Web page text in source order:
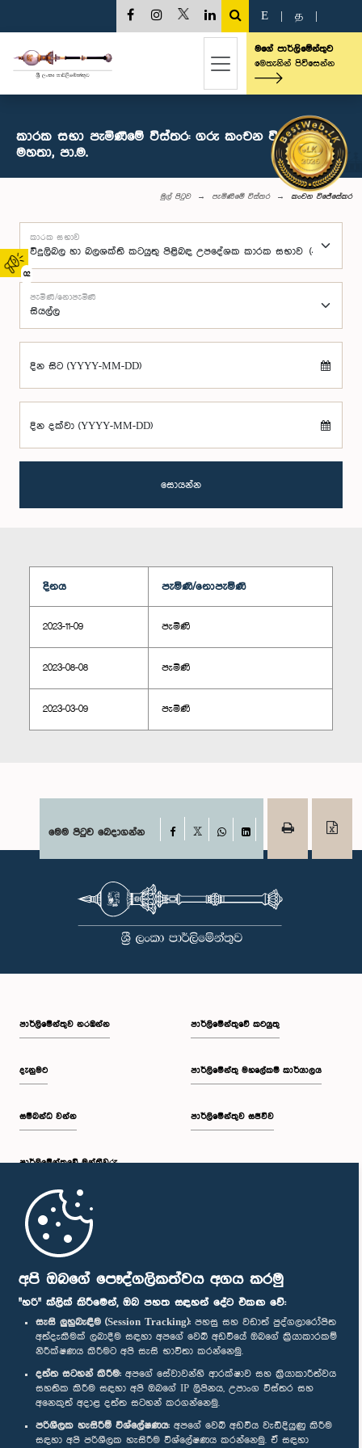
අපි ඔබගේ පෞද්ගලිකත්වය අගය කරමු
"හරි" ක්ලික් කිරීමෙන්, ඔබ පහත සඳහන් දේට එකඟ වේ:
සැසි ලුහුබැඳීම (Session Tracking): පහසු සහ වඩාත් පුද්ගලාරෝපිත
අත්දැකීමක් ලබාදීම සඳහා අපගේ වෙබ් අඩවියේ ඔබගේ ක්‍රියාකාරකම්
නිරීක්ෂණය කිරීමට අපි සැසි භාවිතා කරන්නෙමු.
දත්ත සටහන් කිරීම: අපගේ සේවාවන්හි ආරක්ෂාව සහ ක්‍රියාකාරීත්වය
සහතික කිරීම සඳහා අපි ඔබගේ IP ලිපිනය, උපාංග විස්තර සහ
අනෙකුත් අදාළ දත්ත සටහන් කරගන්නෙමු.
පරිශීලක හැසිරීම් විශ්ලේෂණය: අපගේ වෙබ් අඩවිය වැඩිදියුණු කිරීම
සඳහා අපි පරිශීලක හැසිරීම විශ්ලේෂණය කරන්නෙමු. ඒ සඳහා
02
E த
මගේ පාර්ලිමේන්තුව
මෙතැනින් පිවිසෙන්න
කාරක සභා පැමිණීමේ විස්තර: ගරු කංචන විජේසේකර
මහතා, පා.ම.
මුල් පිටුව පැමිණීමේ විස්තර කංචන විජේසේකර
කාරක සභාව
පැමිණි/නොපැමිණි
දින සිට (YYYY-MM-DD)
දින දක්වා (YYYY-MM-DD)
සොයන්න
දිනය පැමිණි/නොපැමිණි
2023-11-09 පැමිණි
2023-08-08 පැමිණි
2023-03-09 පැමිණි
මෙම පිටුව බෙදාගන්න Facebook
WhatsAppLinkedIn
පාර්ලි‌මේන්තුව නරඹන්න
දැනුමට
සම්බන්ධ වන්න
පාර්ලි‌මේන්තුවේ මන්ත්‍රීවරු
මුල් පිටුව
පාර්ලිමේන්තුවේ කටයුතු
පාර්ලිමේන්තු මහලේකම් කාර්යාලය
පාර්ලිමේන්තුව සජීවීව
පාර්ලිමේන්තු ජංගම යෙදුම
අප හා සම්බන්ධ වී සිටින්න :
සම්මාන